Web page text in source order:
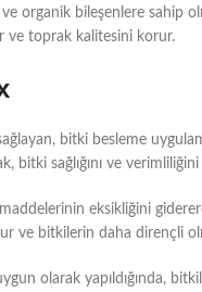
organik bileşenlere sahip
ve toprak kalitesini korur.
bitki besleme
sağlığını ve verimliliğini
eksikliğini
ve bitkilerin daha dirençli
olarak yapıldığında,